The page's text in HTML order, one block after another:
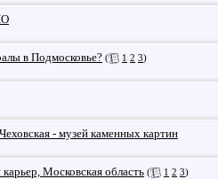
в Подмосковье? ( 1 2 3)
- музей каменных картин
Московская область ( 1 2 3)